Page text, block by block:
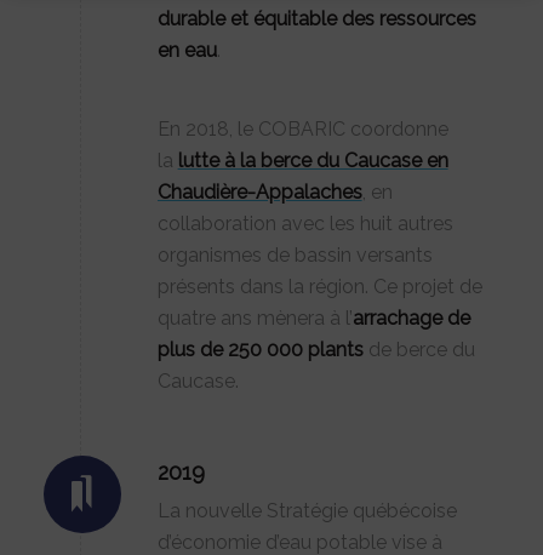
durable et équitable des ressources
en eau.
En 2018, le COBARIC coordonne
la lutte à la berce du Caucase en
Chaudière-Appalaches, en
collaboration avec les huit autres
organismes de bassin versants
présents dans la région. Ce projet de
quatre ans mènera à l’arrachage de
plus de 250 000 plantsde berce du
Caucase.
2019
La nouvelle Stratégie québécoise
d’économie d’eau potable vise à